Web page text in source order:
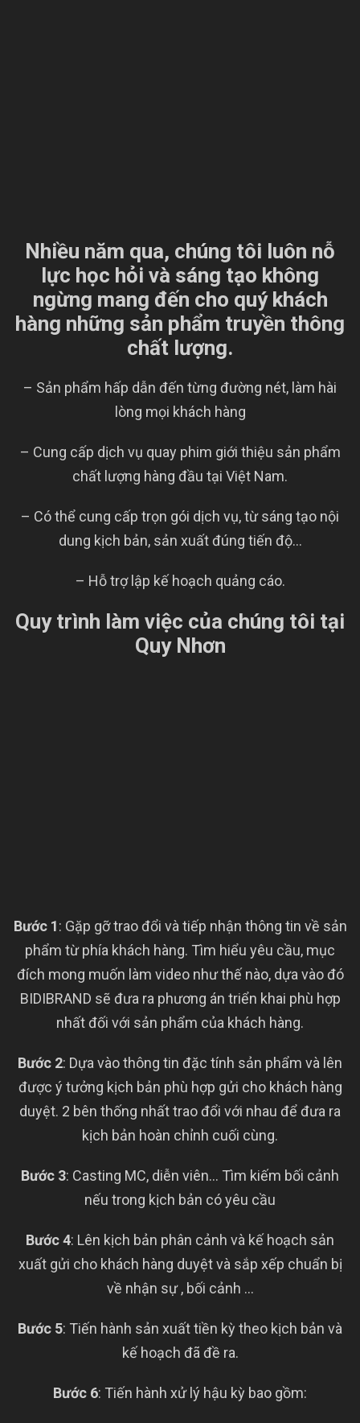
Nhiều năm qua, chúng tôi luôn nỗ
lực học hỏi và sáng tạo không
ngừng mang đến cho quý khách
hàng những sản phẩm truyền thông
chất lượng.
– Sản phẩm hấp dẫn đến từng đường nét, làm hài
lòng mọi khách hàng
– Cung cấp dịch vụ quay phim giới thiệu sản phẩm
chất lượng hàng đầu tại Việt Nam.
– Có thể cung cấp trọn gói dịch vụ, từ sáng tạo nội
dung kịch bản, sản xuất đúng tiến độ…
– Hỗ trợ lập kế hoạch quảng cáo.
Quy trình làm việc của chúng tôi tại
Quy Nhơn
Bước 1: Gặp gỡ trao đổi và tiếp nhận thông tin về sản
phẩm từ phía khách hàng. Tìm hiểu yêu cầu, mục
đích mong muốn làm video như thế nào, dựa vào đó
BIDIBRAND sẽ đưa ra phương án triển khai phù hợp
nhất đối với sản phẩm của khách hàng.
Bước 2: Dựa vào thông tin đặc tính sản phẩm và lên
được ý tưởng kịch bản phù hợp gửi cho khách hàng
duyệt. 2 bên thống nhất trao đổi với nhau để đưa ra
kịch bản hoàn chỉnh cuối cùng.
Bước 3: Casting MC, diễn viên… Tìm kiếm bối cảnh
nếu trong kịch bản có yêu cầu
Bước 4: Lên kịch bản phân cảnh và kế hoạch sản
xuất gửi cho khách hàng duyệt và sắp xếp chuẩn bị
về nhận sự , bối cảnh …
Bước 5: Tiến hành sản xuất tiền kỳ theo kịch bản và
kế hoạch đã đề ra.
Bước 6: Tiến hành xử lý hậu kỳ bao gồm: